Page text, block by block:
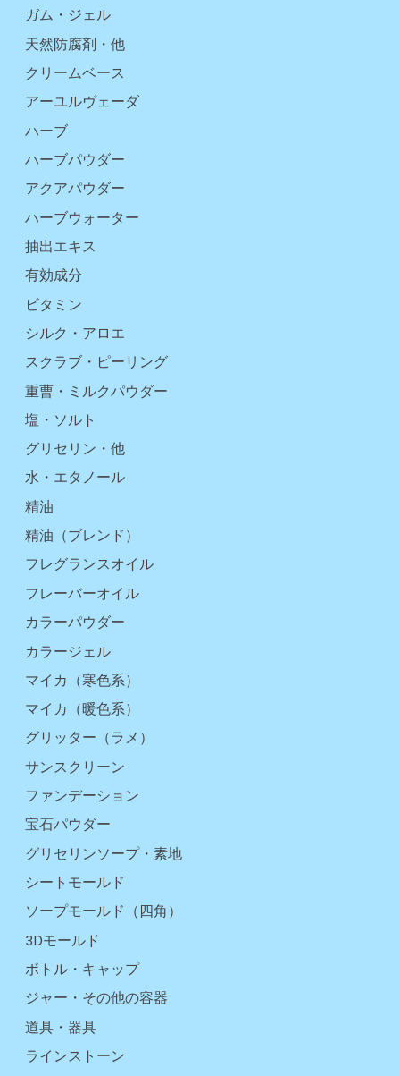
ガム・ジェル
天然防腐剤・他
クリームベース
アーユルヴェーダ
ハーブ
ハーブパウダー
アクアパウダー
ハーブウォーター
抽出エキス
有効成分
ビタミン
シルク・アロエ
スクラブ・ピーリング
重曹・ミルクパウダー
塩・ソルト
グリセリン・他
水・エタノール
精油
精油（ブレンド）
フレグランスオイル
フレーバーオイル
カラーパウダー
カラージェル
マイカ（寒色系）
マイカ（暖色系）
グリッター（ラメ）
サンスクリーン
ファンデーション
宝石パウダー
グリセリンソープ・素地
シートモールド
ソープモールド（四角）
3Dモールド
ボトル・キャップ
ジャー・その他の容器
道具・器具
ラインストーン